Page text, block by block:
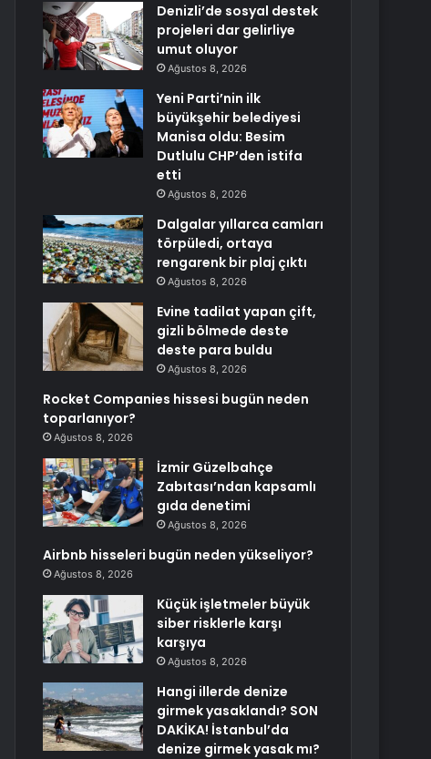
Denizli’de sosyal destek
projeleri dar gelirliye
umut oluyor
Ağustos 8, 2026
Yeni Parti’nin ilk
büyükşehir belediyesi
Manisa oldu: Besim
Dutlulu CHP’den istifa
etti
Ağustos 8, 2026
Dalgalar yıllarca camları
törpüledi, ortaya
rengarenk bir plaj çıktı
Ağustos 8, 2026
Evine tadilat yapan çift,
gizli bölmede deste
deste para buldu
Ağustos 8, 2026
Rocket Companies hissesi bugün neden
toparlanıyor?
Ağustos 8, 2026
İzmir Güzelbahçe
Zabıtası’ndan kapsamlı
gıda denetimi
Ağustos 8, 2026
Airbnb hisseleri bugün neden yükseliyor?
Ağustos 8, 2026
Küçük işletmeler büyük
siber risklerle karşı
karşıya
Ağustos 8, 2026
Hangi illerde denize
girmek yasaklandı? SON
DAKİKA! İstanbul’da
denize girmek yasak mı?